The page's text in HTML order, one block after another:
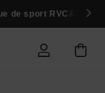
de sport RVCA